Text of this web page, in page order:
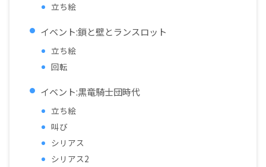
立ち絵
イベント:鎖と壁とランスロット
立ち絵
回転
イベント:黒竜騎士団時代
立ち絵
叫び
シリアス
シリアス2